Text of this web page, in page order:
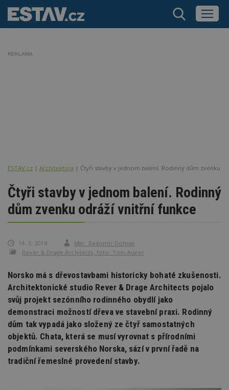
REKLAMA
ESTAV.cz Architektura Čtyři stavby v jednom balení. Rodinný dům zvenku
Čtyři stavby v jednom balení. Rodinný
dům zvenku odráží vnitřní funkce
14. 5. 2018
Mgr. Radomír Dohnal
Rever & Drage Architects, foto: Tom Auger
Norsko má s dřevostavbami historicky bohaté zkušenosti.
Architektonické studio Rever & Drage Architects pojalo
svůj projekt sezónního rodinného obydlí jako
demonstraci možností dřeva ve stavební praxi. Rodinný
dům tak vypadá jako složený ze čtyř samostatných
objektů. Chata, která se musí vyrovnat s přírodními
podmínkami severského Norska, sází v první řadě na
tradiční řemeslné provedení stavby.